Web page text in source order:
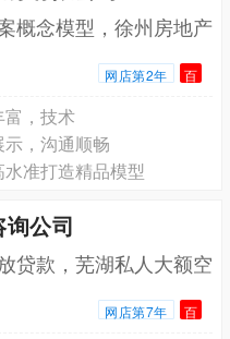
概念模型，徐州房地产
网店第2年 百
，技术
，沟通顺畅
准打造精品模型
公司
贷款，芜湖私人大额空
网店第7年 百